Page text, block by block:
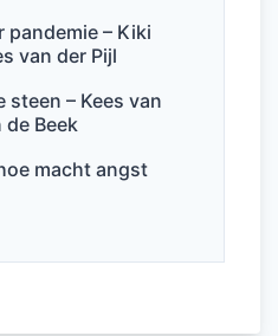
pandemie – Kiki
van der Pijl
steen – Kees van
de Beek
macht angst